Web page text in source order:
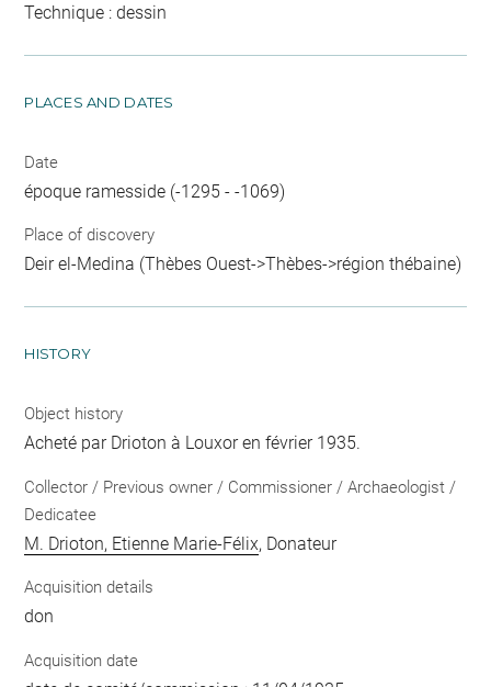
Technique : dessin
PLACES AND DATES
Date
époque ramesside (-1295 - -1069)
Place of discovery
Deir el-Medina (Thèbes Ouest->Thèbes->région thébaine)
HISTORY
Object history
Acheté par Drioton à Louxor en février 1935.
Collector / Previous owner / Commissioner / Archaeologist /
Dedicatee
M. Drioton, Etienne Marie-Félix, Donateur
Acquisition details
don
Acquisition date